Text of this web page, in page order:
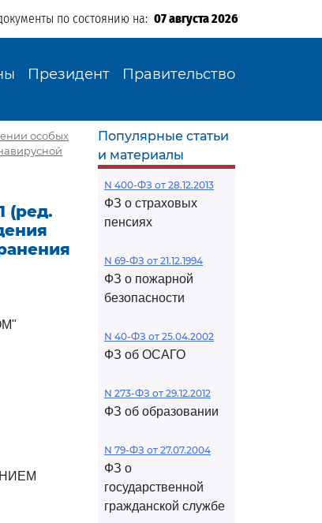
по состоянию на: 07 августа 2026
Президент Правительство
особых
(ред.
Популярные статьи
и материалы
N 400-ФЗ от 28.12.2013
ФЗ о страховых
пенсиях
N 69-ФЗ от 21.12.1994
ФЗ о пожарной
безопасности
N 40-ФЗ от 25.04.2002
ФЗ об ОСАГО
N 273-ФЗ от 29.12.2012
ФЗ об образовании
N 79-ФЗ от 27.07.2004
ФЗ о
государственной
гражданской службе